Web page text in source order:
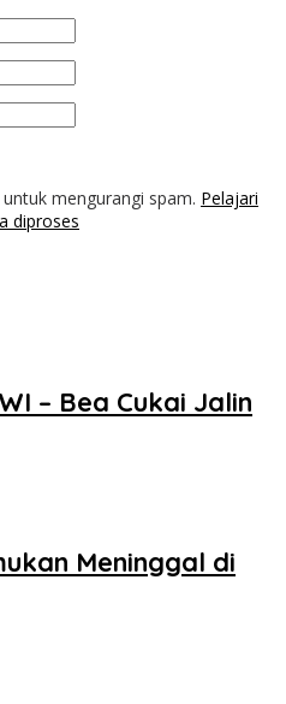
mengurangi spam. Pelajari
diproses
– Bea Cukai Jalin
Meninggal di